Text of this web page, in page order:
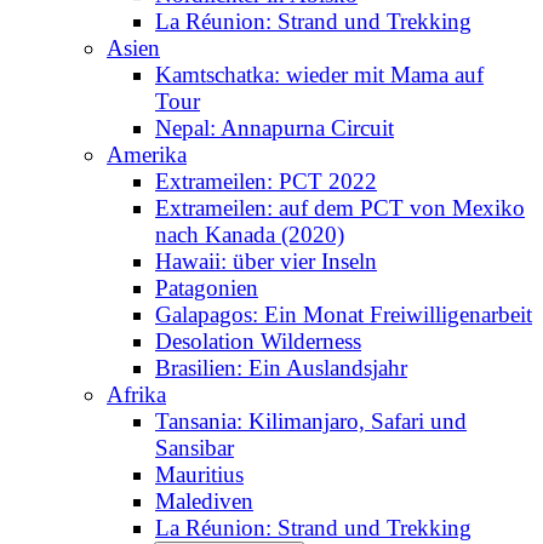
La Réunion: Strand und Trekking
Asien
Kamtschatka: wieder mit Mama auf
Tour
Nepal: Annapurna Circuit
Amerika
Extrameilen: PCT 2022
Extrameilen: auf dem PCT von Mexiko
nach Kanada (2020)
Hawaii: über vier Inseln
Patagonien
Galapagos: Ein Monat Freiwilligenarbeit
Desolation Wilderness
Brasilien: Ein Auslandsjahr
Afrika
Tansania: Kilimanjaro, Safari und
Sansibar
Mauritius
Malediven
La Réunion: Strand und Trekking